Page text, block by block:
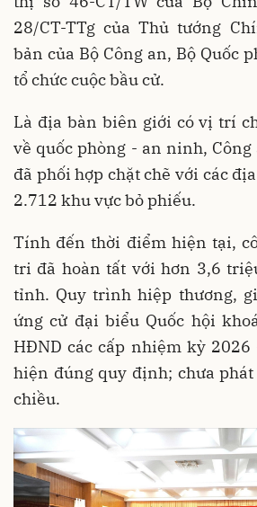
28/CT-TTg của Thủ tướng
bản của Bộ Công an, Bộ Quốc
tổ chức cuộc bầu cử.
Là địa bàn biên giới có vị trí
về quốc phòng - an ninh,
đã phối hợp chặt chẽ với các
2.712 khu vực bỏ phiếu.
Tính đến thời điểm hiện tại,
tri đã hoàn tất với hơn 3,6
tỉnh. Quy trình hiệp thương,
ứng cử đại biểu Quốc hội
HĐND các cấp nhiệm kỳ
hiện đúng quy định; chưa
chiều.